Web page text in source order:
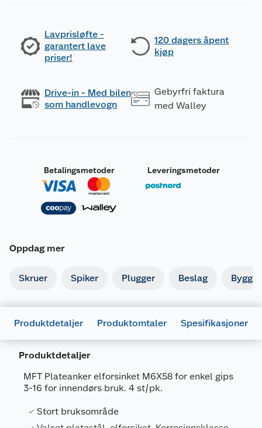
Lavprisløfte -
garantert lave
priser!
120 dagers åpent
kjøp
Drive-in - Med bilen
som handlevogn
Gebyrfri faktura
med Walley
Betalingsmetoder Leveringsmetoder
Oppdag mer
Skruer Spiker Plugger Beslag
Produktdetaljer Produktomtaler Spesifikasjoner
Produktdetaljer
MFT Plateanker elforsinket M6X58 for enkel gips
3-16 for innendørs bruk. 4 st/pk.
Stort bruksområde
Generelt
Artikkelnummer
7034352410180